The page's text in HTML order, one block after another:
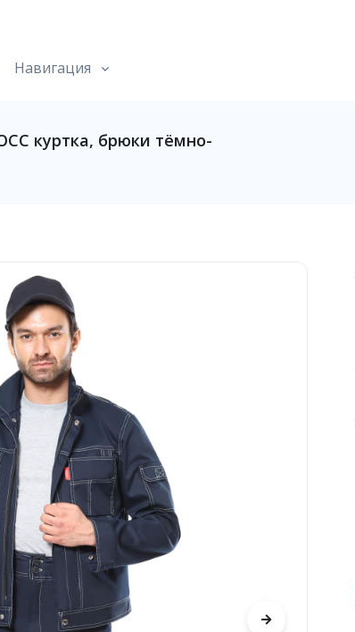
Навигация
куртка, брюки тёмно-